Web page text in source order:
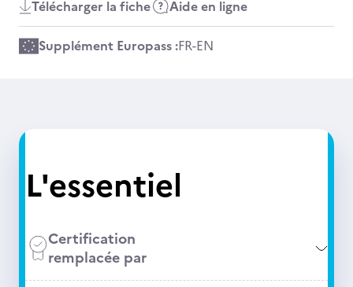
Télécharger la fiche Aide en ligne
Supplément Europass :FR-EN
L'essentiel
Certification
remplacée par